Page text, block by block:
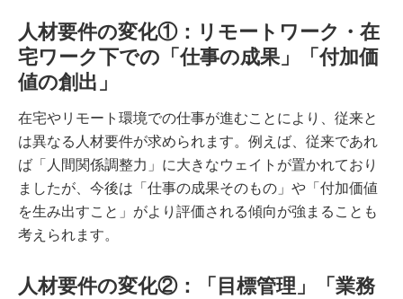
人材要件の変化①：リモートワーク・在
宅ワーク下での「仕事の成果」「付加価
値の創出」
在宅やリモート環境での仕事が進むことにより、従来と
は異なる人材要件が求められます。例えば、従来であれ
ば「人間関係調整力」に大きなウェイトが置かれており
ましたが、今後は「仕事の成果そのもの」や「付加価値
を生み出すこと」がより評価される傾向が強まることも
考えられます。
人材要件の変化②：「目標管理」「業務